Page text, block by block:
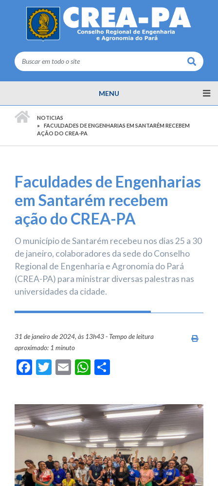
Buscar
MENU
NOTICIAS
FACULDADES DE ENGENHARIAS EM SANTARÉM RECEBEM
AÇÃO DO CREA-PA
Faculdades de Engenharias
em Santarém recebem
ação do CREA-PA
O município de Santarém recebeu nos dias 25 a 30
de janeiro, colaboradores da sede do Conselho
Regional de Engenharia e Agronomia do Pará
(CREA-PA) para ministrar diversas palestras nas
universidades da cidade.
31 de janeiro de 2024, às 13h43 - Tempo de leitura
aproximado: 1 minuto
Facebook
Twitter
EmailWhatsApp